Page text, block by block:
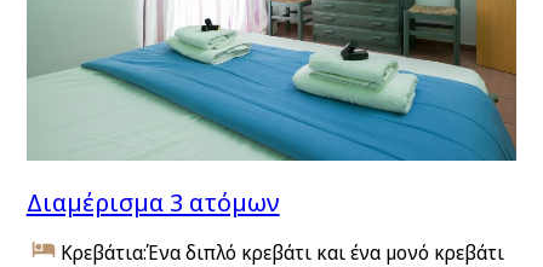
Διαμέρισμα 3 ατόμων
Κρεβάτια:Ένα διπλό κρεβάτι και ένα μονό κρεβάτι